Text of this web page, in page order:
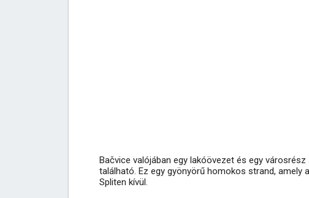
Bačvice valójában egy lakóövezet és egy
található. Ez egy gyönyörű homokos strand, amely
Spliten kívül.